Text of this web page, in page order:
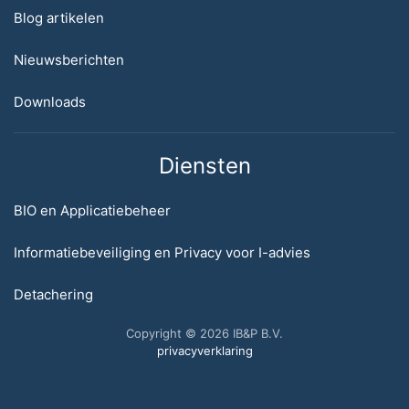
Blog artikelen
Nieuwsberichten
Downloads
Diensten
BIO en Applicatiebeheer
Informatiebeveiliging en Privacy voor I-advies
Detachering
Copyright © 2026 IB&P B.V.
privacyverklaring